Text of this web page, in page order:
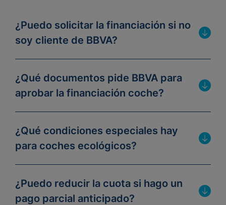
¿Puedo solicitar la financiación si no
soy cliente de BBVA?
¿Qué documentos pide BBVA para
aprobar la financiación coche?
¿Qué condiciones especiales hay
para coches ecológicos?
¿Puedo reducir la cuota si hago un
pago parcial anticipado?